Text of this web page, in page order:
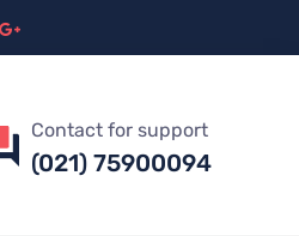
Contact for support
(021) 75900094